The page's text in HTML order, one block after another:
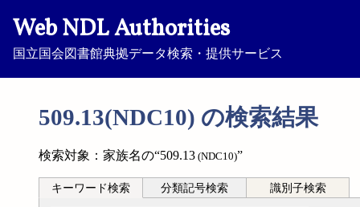
Web NDL Authorities
国立国会図書館典拠データ検索・提供サービス
509.13(NDC10) の検索結果
検索対象：家族名の“509.13 (NDC10)”
キーワード検索 分類記号検索 識別子検索